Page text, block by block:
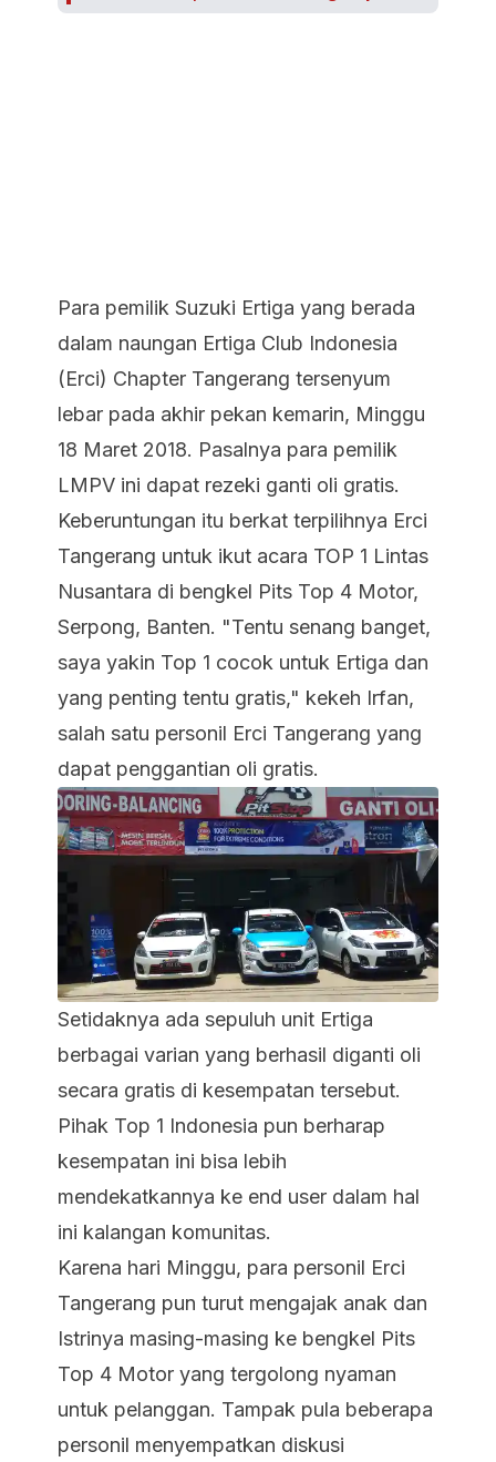
Para pemilik Suzuki Ertiga yang berada
dalam naungan Ertiga Club Indonesia
(Erci) Chapter Tangerang tersenyum
lebar pada akhir pekan kemarin, Minggu
18 Maret 2018. Pasalnya para pemilik
LMPV ini dapat rezeki ganti oli gratis.
Keberuntungan itu berkat terpilihnya Erci
Tangerang untuk ikut acara TOP 1 Lintas
Nusantara di bengkel Pits Top 4 Motor,
Serpong, Banten. "Tentu senang banget,
saya yakin Top 1 cocok untuk Ertiga dan
yang penting tentu gratis," kekeh Irfan,
salah satu personil Erci Tangerang yang
dapat penggantian oli gratis.
Setidaknya ada sepuluh unit Ertiga
berbagai varian yang berhasil diganti oli
secara gratis di kesempatan tersebut.
Pihak Top 1 Indonesia pun berharap
kesempatan ini bisa lebih
mendekatkannya ke end user dalam hal
ini kalangan komunitas.
Karena hari Minggu, para personil Erci
Tangerang pun turut mengajak anak dan
Istrinya masing-masing ke bengkel Pits
Top 4 Motor yang tergolong nyaman
untuk pelanggan. Tampak pula beberapa
personil menyempatkan diskusi